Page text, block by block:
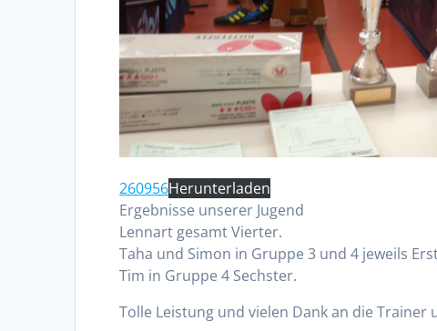
260956Herunterladen
Ergebnisse unserer Jugend
Lennart gesamt Vierter.
Taha und Simon in Gruppe 3 und 4 jeweils
Tim in Gruppe 4 Sechster.
Tolle Leistung und vielen Dank an die Trainer